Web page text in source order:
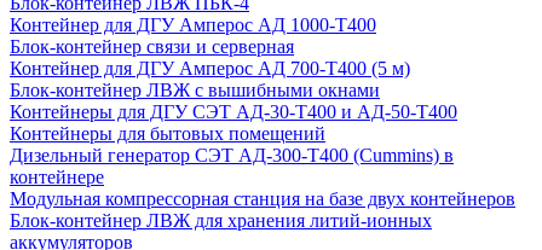
Контейнер для ДГУ Амперос АД 1000-Т400
Блок-контейнер связи и серверная
Контейнер для ДГУ Амперос АД 700-Т400 (5 м)
Блок-контейнер ЛВЖ с вышибными окнами
Контейнеры для ДГУ СЭТ АД-30-Т400 и АД-50-Т400
Контейнеры для бытовых помещений
Дизельный генератор СЭТ АД-300-Т400 (Cummins) в
контейнере
Модульная компрессорная станция на базе двух контейнеров
Блок-контейнер ЛВЖ для хранения литий-ионных
аккумуляторов